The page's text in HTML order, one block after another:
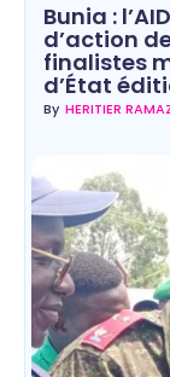
Bunia :
d’action
finalistes
d’État
By HERITIER